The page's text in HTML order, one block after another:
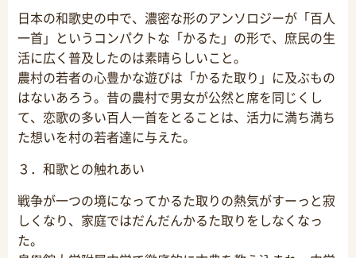
日本の和歌史の中で、濃密な形のアンソロジーが「百人
一首」というコンパクトな「かるた」の形で、庶民の生
活に広く普及したのは素晴らしいこと。
農村の若者の心豊かな遊びは「かるた取り」に及ぶもの
はないあろう。昔の農村で男女が公然と席を同じくし
て、恋歌の多い百人一首をとることは、活力に満ち満ち
た想いを村の若者達に与えた。
３．和歌との触れあい
戦争が一つの境になってかるた取りの熱気がすーっと寂
しくなり、家庭ではだんだんかるた取りをしなくなっ
た。